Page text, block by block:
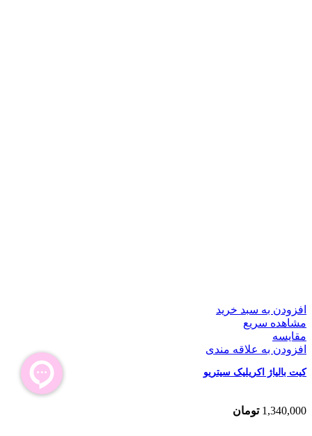
افزودن به سبد خرید
مشاهده سریع
مقایسه
افزودن به علاقه مندی
کیت بالیاژ اکریلیک سیتریو
1,340,000 تومان